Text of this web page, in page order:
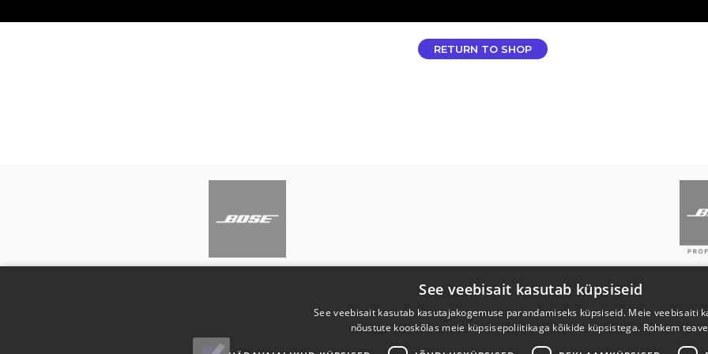
RETURN TO SHOP
Bose toodete maaletooja Eestis ja
BOSE EDASIMÜÜJAD
EESTI
LÄTI
See veebisait kasutab küpsiseid
See veebisait kasutab kasutajakogemuse parandamiseks küpsiseid. Meie veebisaiti
nõustute kooskõlas meie küpsisepoliitikaga kõikide küpsistega. Rohkem